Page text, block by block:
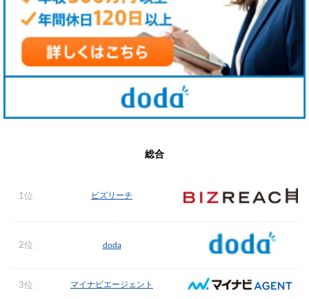
総合
1位 ビズリーチ
2位 doda
3位 マイナビエージェント